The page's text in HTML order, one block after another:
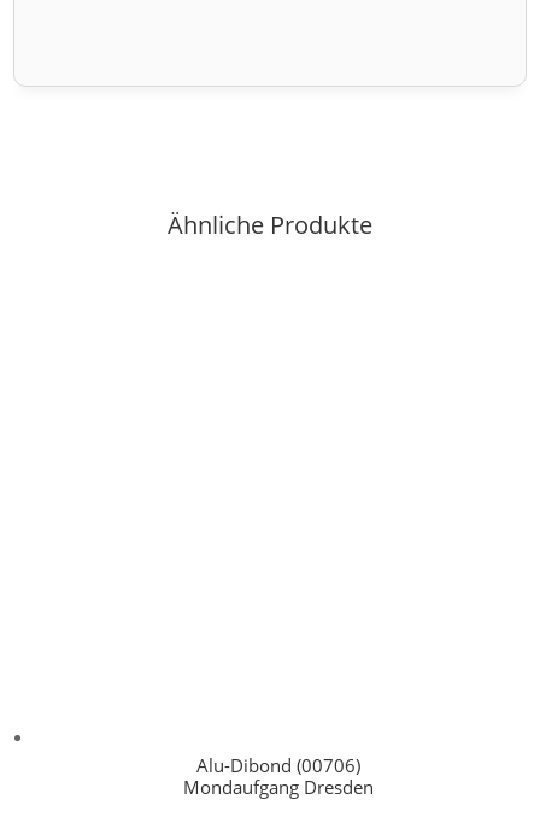
Ähnliche Produkte
Alu-Dibond (00706)
Mondaufgang Dresden